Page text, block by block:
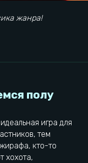
жанра!
игра для
тем
кто-то
хохота,